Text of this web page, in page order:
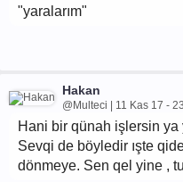
"yaralarım"
Hakan
@Multeci | 11 Kas 17 -
Hani bir qünah işlersin ya
Sevqi de böyledir ışte
dönmeye. Sen qel yine ,